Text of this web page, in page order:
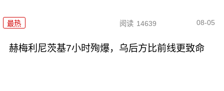
最热 阅读 14639 08-05
赫梅利尼茨基7小时殉爆，乌后方比前线更致命